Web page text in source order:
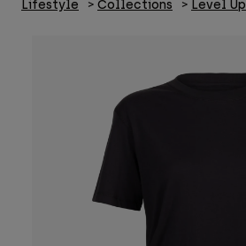
Lifestyle Collections Level Up